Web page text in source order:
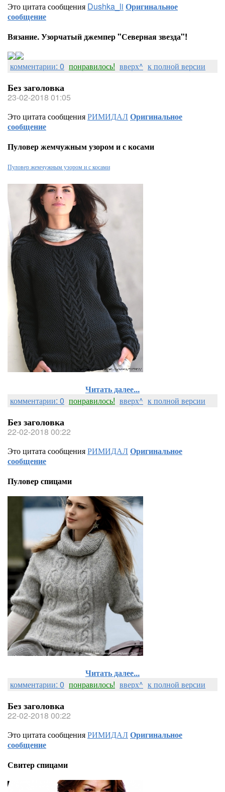
Это цитата сообщения Dushka_li Оригинальное
сообщение
Вязание. Узорчатый джемпер "Северная звезда"!
комментарии: 0 понравилось! вверх^ к полной версии
Без заголовка
23-02-2018 01:05
Это цитата сообщенияРИМИДАЛОригинальное
сообщение
Пуловер жемчужным узором и с косами
Пуловер жемчужным узором и с косами
Читать далее...
комментарии: 0 понравилось! вверх^ к полной версии
Без заголовка
22-02-2018 00:22
Это цитата сообщенияРИМИДАЛОригинальное
сообщение
Пуловер спицами
Читать далее...
комментарии: 0 понравилось! вверх^ к полной версии
Без заголовка
22-02-2018 00:22
Это цитата сообщенияРИМИДАЛОригинальное
сообщение
Свитер спицами